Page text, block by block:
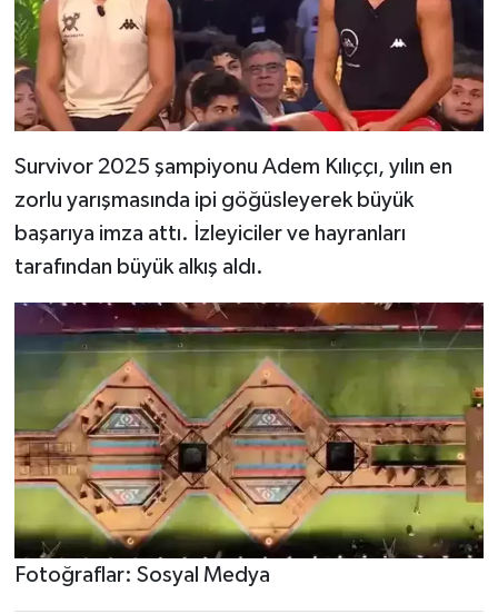
Survivor 2025 şampiyonu Adem Kılıççı, yılın en
zorlu yarışmasında ipi göğüsleyerek büyük
başarıya imza attı. İzleyiciler ve hayranları
tarafından büyük alkış aldı.
Fotoğraflar: Sosyal Medya